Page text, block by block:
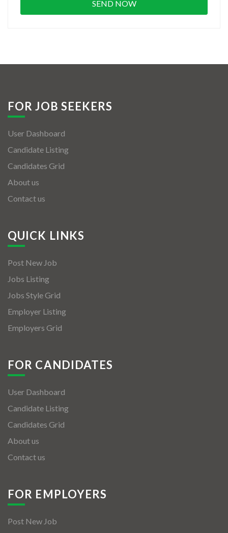
FOR JOB SEEKERS
User Dashboard
Candidate Listing
Candidates Grid
About us
Contact us
QUICK LINKS
Post New Job
Jobs Listing
Jobs Style Grid
Employer Listing
Employers Grid
FOR CANDIDATES
User Dashboard
Candidate Listing
Candidates Grid
About us
Contact us
FOR EMPLOYERS
Post New Job